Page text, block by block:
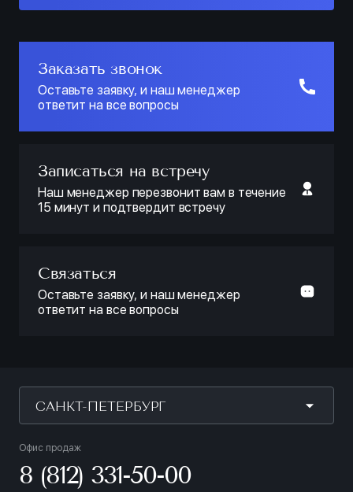
Заказать звонок
Оставьте заявку, и наш менеджер
ответит на все вопросы
Записаться на встречу
Наш менеджер перезвонит вам в течение
15 минут и подтвердит встречу
Связаться
Оставьте заявку, и наш менеджер
ответит на все вопросы
САНКТ-ПЕТЕРБУРГ
Офис продаж
8 (812) 331-50-00